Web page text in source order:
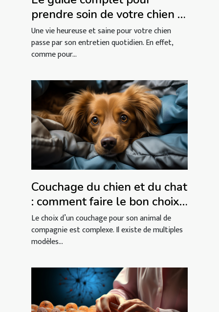
prendre soin de votre chien :
Conseils et astuces pour une
vie heureuse et saine
Une vie heureuse et saine pour votre chien
passe par son entretien quotidien. En effet,
comme pour...
Couchage du chien et du chat
: comment faire le bon choix
?
Le choix d’un couchage pour son animal de
compagnie est complexe. Il existe de multiples
modèles...